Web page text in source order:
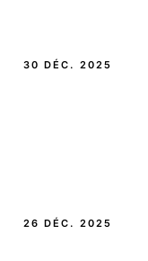
30 DÉC. 2025
26 DÉC. 2025